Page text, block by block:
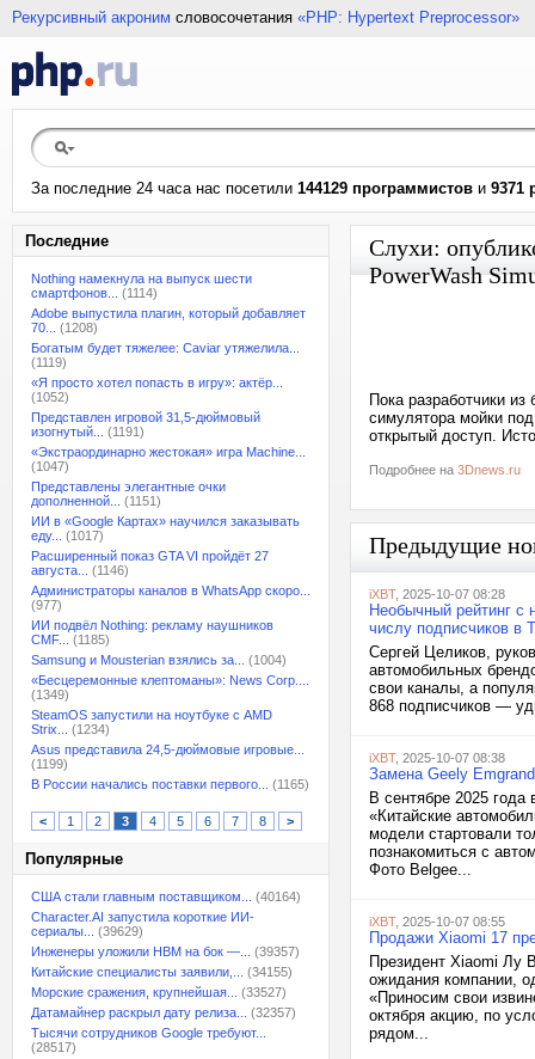
Рекурсивный акроним словосочетания «PHP: Hypertext Preprocessor»
За последние 24 часа нас посетили 144129 программистов и 9371
Последние
Nothing намекнула на выпуск шести
смартфонов...
(1114)
Adobe выпустила плагин, который добавляет
70...
(1208)
Богатым будет тяжелее: Caviar утяжелила...
(1119)
«Я просто хотел попасть в игру»: актёр...
(1052)
Представлен игровой 31,5-дюймовый
изогнутый...
(1191)
«Экстраординарно жестокая» игра Machine...
(1047)
Представлены элегантные очки
дополненной...
(1151)
ИИ в «Google Картах» научился заказывать
еду...
(1017)
Расширенный показ GTA VI пройдёт 27
августа...
(1146)
Администраторы каналов в WhatsApp скоро...
(977)
ИИ подвёл Nothing: рекламу наушников
CMF...
(1185)
Samsung и Mousterian взялись за...
(1004)
«Бесцеремонные клептоманы»: News Corp....
(1349)
SteamOS запустили на ноутбуке с AMD
Strix...
(1234)
Asus представила 24,5-дюймовые игровые...
(1199)
В России начались поставки первого...
(1165)
< 1 2 3 4 5 6 7 8 >
Популярные
США стали главным поставщиком...
(40164)
Character.AI запустила короткие ИИ-
сериалы...
(39629)
Инженеры уложили HBM на бок —...
(39357)
Китайские специалисты заявили,...
(34155)
Морские сражения, крупнейшая...
(33527)
Датамайнер раскрыл дату релиза...
(32357)
Тысячи сотрудников Google требуют...
(28517)
Слухи:
PowerWash
Пока разработчики
симулятора мойки
открытый доступ.
Подробнее на 3Dnews.ru
Предыдущие
iXBT, 2025-10-07 08:28
Необычный рейтинг
числу подписчиков в
Сергей Целиков,
автомобильных
свои каналы, а
868 подписчиков —
iXBT, 2025-10-07 08:38
Замена Geely
В сентябре 2025
«Китайские
модели стартовали
познакомиться с
Фото Belgee...
iXBT, 2025-10-07 08:55
Продажи Xiaomi 17
Президент Xiaomi Лу
ожидания компании,
«Приносим свои
октября акцию, по
рядом...